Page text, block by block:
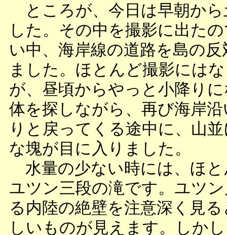
ところが、今日は早朝から
した。その中を撮影に出た
い中、海岸線の道路を島の
ました。ほとんど撮影には
が、昼頃からやっと小降り
体を探しながら、再び海岸
りと戻ってくる途中に、山
な塊が目に入りました。
水量の少ない時には、ほ
ユツン三段の滝です。ユツ
る内陸の絶壁を注意深く見
しいものが見えます。しか